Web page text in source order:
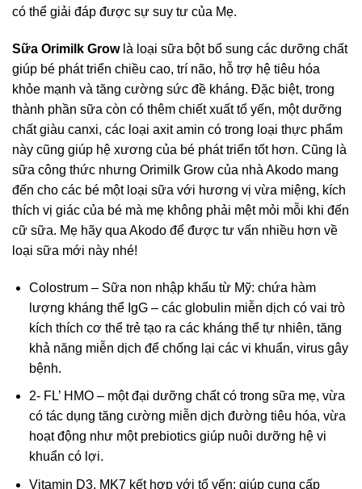
có thể giải đáp được sự suy tư của Mẹ.
Sữa Orimilk Growlà loại sữa bột bổ sung các dưỡng chất
giúp bé phát triển chiều cao, trí não, hỗ trợ hệ tiêu hóa
khỏe mạnh và tăng cường sức đề kháng. Đặc biệt, trong
thành phần sữa còn có thêm chiết xuất tổ yến, một dưỡng
chất giàu canxi, các loại axit amin có trong loại thực phẩm
này cũng giúp hệ xương của bé phát triển tốt hơn. Cũng là
sữa công thức nhưng Orimilk Grow của nhà Akodo mang
đến cho các bé một loại sữa với hương vị vừa miệng, kích
thích vị giác của bé mà mẹ không phải mệt mỏi mỗi khi đến
cữ sữa. Mẹ hãy qua Akodo để được tư vấn nhiều hơn về
loại sữa mới này nhé!
Colostrum – Sữa non nhập khẩu từ Mỹ: chứa hàm
lượng kháng thể IgG – các globulin miễn dịch có vai trò
kích thích cơ thể trẻ tạo ra các kháng thể tự nhiên, tăng
khả năng miễn dịch để chống lại các vi khuẩn, virus gây
bệnh.
2- FL’ HMO – một đại dưỡng chất có trong sữa mẹ, vừa
có tác dụng tăng cường miễn dịch đường tiêu hóa, vừa
hoạt động như một prebiotics giúp nuôi dưỡng hệ vi
khuẩn có lợi.
Vitamin D3, MK7 kết hợp với tổ yến: giúp cung cấp